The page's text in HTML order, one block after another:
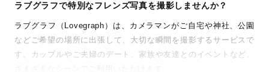
ラブグラフで特別なフレンズ写真を撮影しませんか？
ラブグラフ（Lovegraph）は、カメラマンがご自宅や神社、公園
などご希望の場所に出張して、大切な瞬間を撮影するサービスで
す。カップルやご夫婦のデート、家族や友達とのイベントなど、